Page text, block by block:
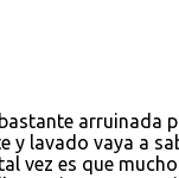
arruinada
y lavado vaya a
vez es que